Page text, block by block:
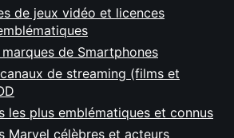
de jeux vidéo et licences
de Smartphones
de streaming (films et
les plus emblématiques et connus
Marvel célèbres et acteurs